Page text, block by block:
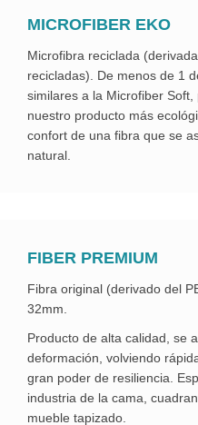
MICROFIBER EKO
Microfibra reciclada
recicladas). De menos de 1
similares a la Microfiber
nuestro producto más
confort de una fibra que se
natural.
FIBER PREMIUM
Fibra original (derivado del
32mm.
Producto de alta calidad, se
deformación, volviendo
gran poder de resiliencia.
industria de la cama,
mueble tapizado.